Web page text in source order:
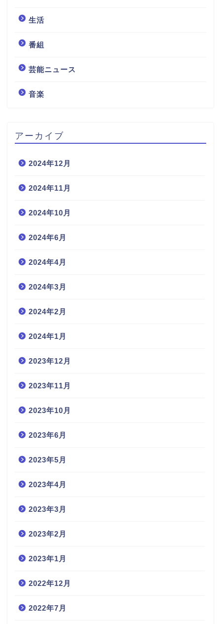
生活
番組
芸能ニュース
音楽
アーカイブ
2024年12月
2024年11月
2024年10月
2024年6月
2024年4月
2024年3月
2024年2月
2024年1月
2023年12月
2023年11月
2023年10月
2023年6月
2023年5月
2023年4月
2023年3月
2023年2月
2023年1月
2022年12月
2022年7月